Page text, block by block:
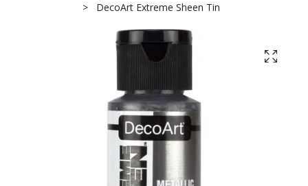
DecoArt Extreme Sheen Tin